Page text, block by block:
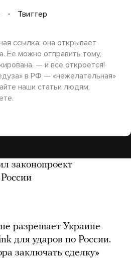
Твиттер
ссылка: она открывает
Ее можно отправить тому,
— и все откроется!
в РФ — «нежелательная»
наши статьи людям,
законопроект
разрешает Украине
для ударов по России.
заключать сделку»